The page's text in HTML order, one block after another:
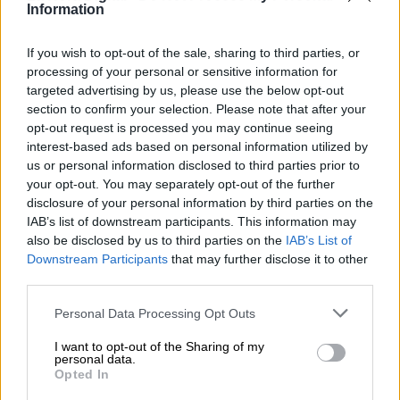
Information
If you wish to opt-out of the sale, sharing to third parties, or
processing of your personal or sensitive information for
targeted advertising by us, please use the below opt-out
section to confirm your selection. Please note that after your
opt-out request is processed you may continue seeing
interest-based ads based on personal information utilized by
us or personal information disclosed to third parties prior to
your opt-out. You may separately opt-out of the further
disclosure of your personal information by third parties on the
IAB’s list of downstream participants. This information may
also be disclosed by us to third parties on the IAB’s List of
Downstream Participants that may further disclose it to other
Personal Data Processing Opt Outs
I want to opt-out of the Sharing of my
personal data.
Opted In
La jornada de este jueves está marcada por una
nueva bajada del paro en el mes de octubre que,
además, lo hace a ritmo de récord con el mayor
descenso de toda la serie histórica. Además, hay
otra bajada, en este caso, la del patrimonio de las
grandes fortunas, debido a la coyuntura
económica marcada por la guerra de Ucrania y la
inflación. Más de economía, y es que los
sindicatos CCOO y UGT reclaman en Madrid que la
patronal acepte negociar incrementos salariales.
Mientras tanto, en el Congreso de los Diputados
se debate la enmienda a la totalidad de la
proposición de ley que crea nuevos impuestos a
víctimas del franquismo celebran que esta
madrugada haya sido exhumados los restos
mortales del general franquista Gonzalo Queipo de
Llano y de su mujer de la Basílica de La
Macarena.